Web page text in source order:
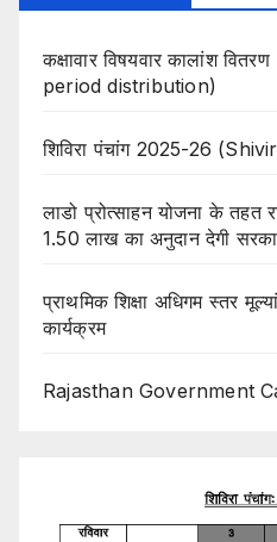
कक्षावार विषयवार कालांश
period distribution)
शिविरा पंचांग 2025-26
लाडो प्रोत्साहन योजना के
1.50 लाख का अनुदान देगी
प्राथमिक शिक्षा अधिगम स्तर
कार्यक्रम
Rajasthan Government